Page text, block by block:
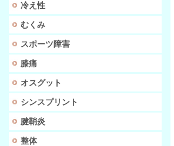
冷え性
むくみ
スポーツ障害
膝痛
オスグット
シンスプリント
腱鞘炎
整体